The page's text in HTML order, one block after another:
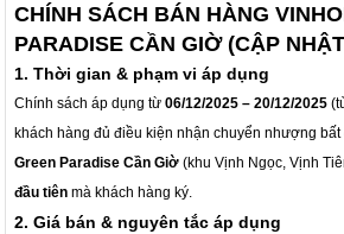
CHÍNH SÁCH BÁN HÀNG
PARADISE CẦN GIỜ (CẬP
1. Thời gian & phạm vi áp dụng
Chính sách áp dụng từ06/12/2025 – 20/12/2025
khách hàng đủ điều kiện nhận chuyển nhượng
Green Paradise Cần Giờ (khu Vịnh Ngọc, Vịnh
đầu tiên mà khách hàng ký.
2. Giá bán & nguyên tắc áp dụng